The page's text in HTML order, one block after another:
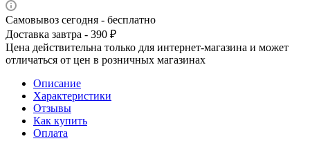
Самовывоз сегодня - бесплатно
Доставка завтра - 390 ₽
Цена действительна только для интернет-магазина и может
отличаться от цен в розничных магазинах
Описание
Характеристики
Отзывы
Как купить
Оплата